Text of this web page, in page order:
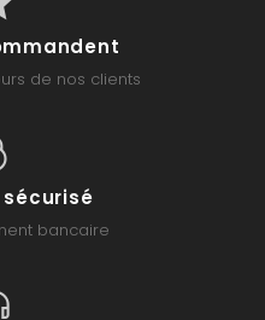
de nos clients
bancaire